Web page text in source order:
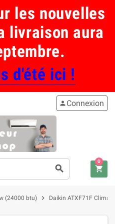
les nouvelles
livraison aura
d'été ici !
search
person Connexion
shopping_cart
0
(24000 btu) chevron_right Daikin ATXF71F